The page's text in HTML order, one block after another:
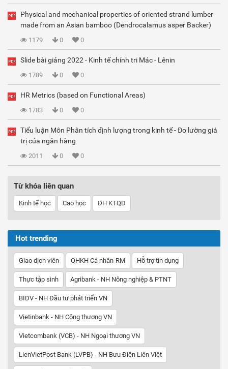
Physical and mechanical properties of oriented strand lumber
made from an Asian bamboo (Dendrocalamus asper Backer)
1179 0 0
Slide bài giảng 2022 - Kinh tế chính tri Mác - Lênin
1789 0 0
HR Metrics (based on Functional Areas)
1783 0 0
Tiểu luận Môn Phân tích định lượng trong kinh tế - Đo lường giá
trị của ngân hàng
2011 0 0
Từ khóa liên quan
Kinh tế học Cao học ĐH KTQD
Hot trending
Giao dịch viên QHKH Cá nhân-RM Hỗ trợ tín dụng
Thực tập sinh Agribank - NH Nông nghiệp & PTNT
BIDV - NH Đầu tư phát triển VN
Vietinbank - NH Công thương VN
Vietcombank (VCB) - NH Ngoại thương VN
LienVietPost Bank (LVPB) - NH Bưu Điện Liên Việt